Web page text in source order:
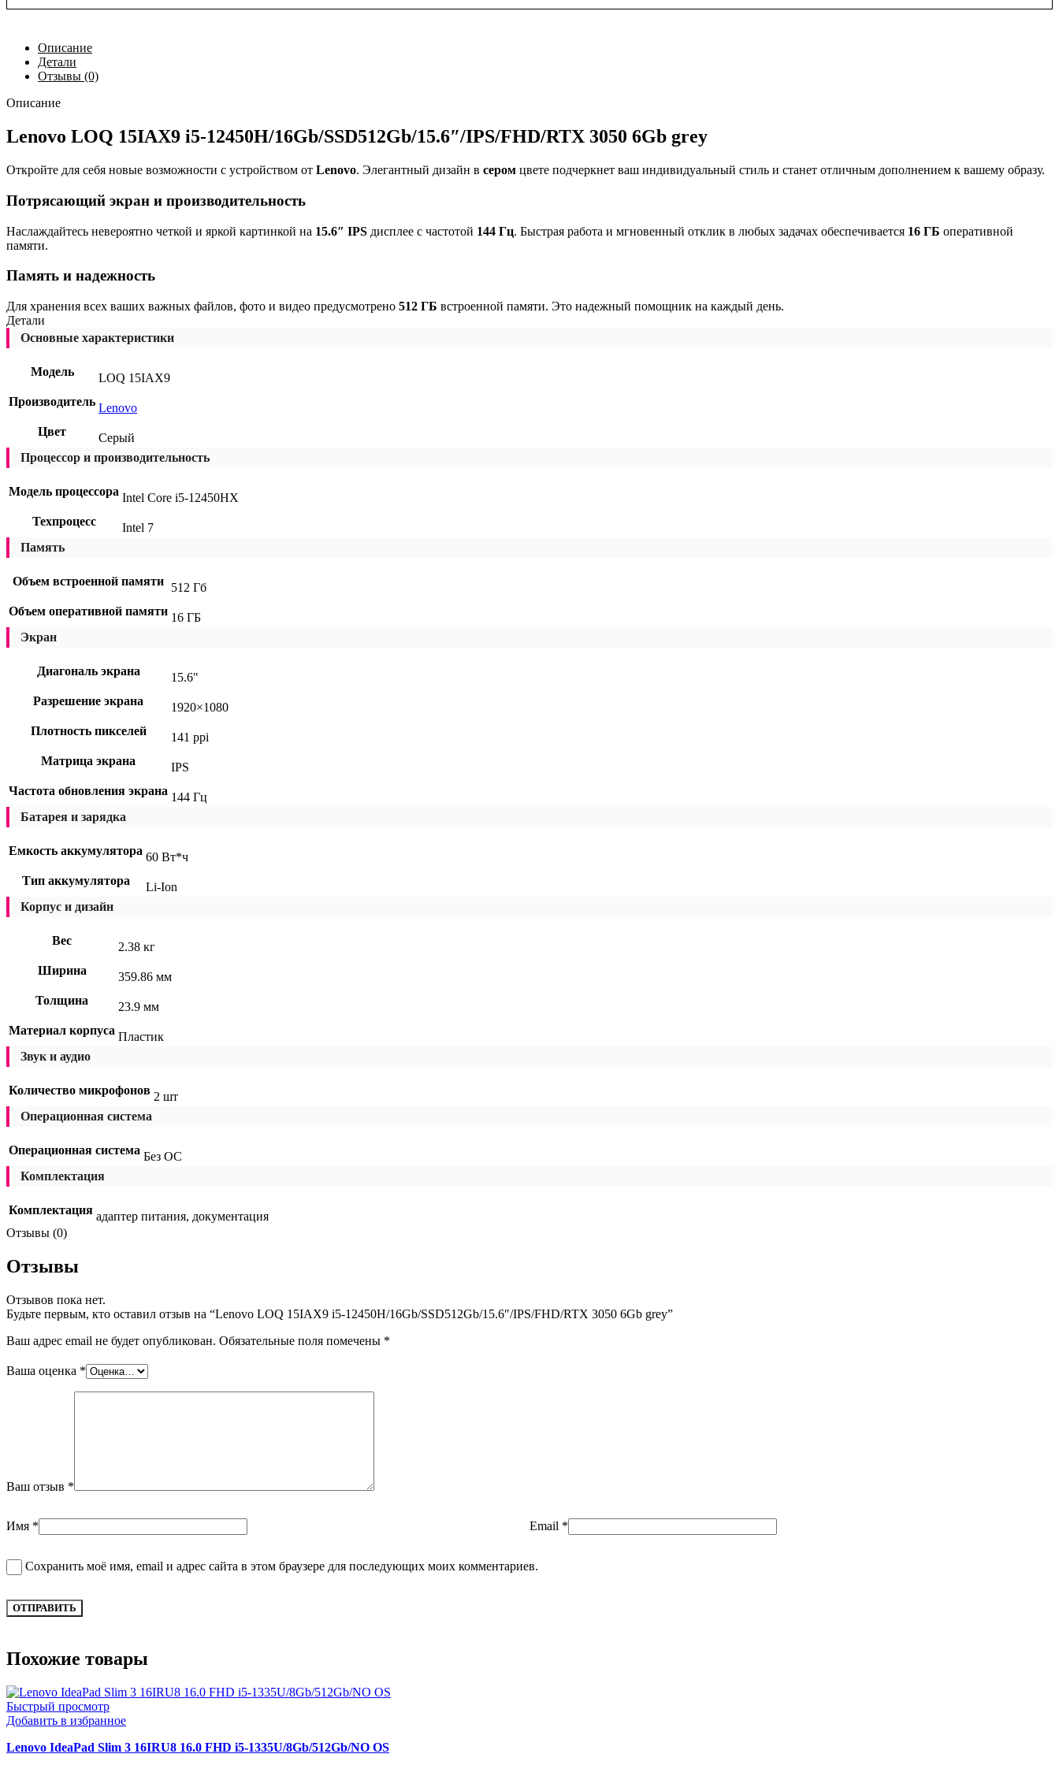
Описание
Детали
Отзывы (0)
Описание
Lenovo LOQ 15IAX9 i5-12450H/16Gb/SSD512Gb/15.6″/IPS/FHD/RTX 3050 6Gb grey
Откройте для себя новые возможности с устройством от Lenovo. Элегантный дизайн в сером цвете подчеркнет ваш индивидуальный стиль и станет отличным дополнением к вашему образу.
Потрясающий экран и производительность
Наслаждайтесь невероятно четкой и яркой картинкой на 15.6″ IPS дисплее с частотой 144 Гц. Быстрая работа и мгновенный отклик в любых задачах обеспечивается 16 ГБ оперативной
памяти.
Память и надежность
Для хранения всех ваших важных файлов, фото и видео предусмотрено 512 ГБ встроенной памяти. Это надежный помощник на каждый день.
Детали
Основные характеристики
Модель
LOQ 15IAX9
Производитель Lenovo
Цвет
Серый
Процессор и производительность
Модель процессора Intel Core i5-12450HX
Техпроцесс
Intel 7
Память
Объем встроенной памяти 512 Гб
Объем оперативной памяти 16 ГБ
Экран
Диагональ экрана
15.6"
Разрешение экрана
1920×1080
Плотность пикселей
141 ppi
Матрица экрана
IPS
Частота обновления экрана 144 Гц
Батарея и зарядка
Емкость аккумулятора 60 Вт*ч
Тип аккумулятора
Li-Ion
Корпус и дизайн
Вес
2.38 кг
Ширина
359.86 мм
Толщина
23.9 мм
Материал корпуса Пластик
Звук и аудио
Количество микрофонов 2 шт
Операционная система
Операционная система Без ОС
Комплектация
Комплектация адаптер питания, документация
Отзывы (0)
Отзывы
Отзывов пока нет.
Будьте первым, кто оставил отзыв на “Lenovo LOQ 15IAX9 i5-12450H/16Gb/SSD512Gb/15.6″/IPS/FHD/RTX 3050 6Gb grey”
Ваш адрес email не будет опубликован. Обязательные поля помечены *
Ваша оценка *
Ваш отзыв *
Имя * Email *
Сохранить моё имя, email и адрес сайта в этом браузере для последующих моих комментариев.
Похожие товары
Быстрый просмотр
Добавить в избранное
Lenovo IdeaPad Slim 3 16IRU8 16.0 FHD i5-1335U/8Gb/512Gb/NO OS